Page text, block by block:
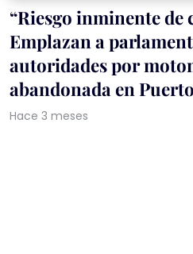
“Riesgo inminente de
Emplazan a
autoridades por
abandonada en
Hace 3 meses